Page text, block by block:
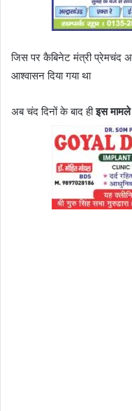
जिस पर कैबिनेट मंत्री प्रेमचंद
आश्वासन दिया गया था
अब चंद दिनों के बाद हीइस